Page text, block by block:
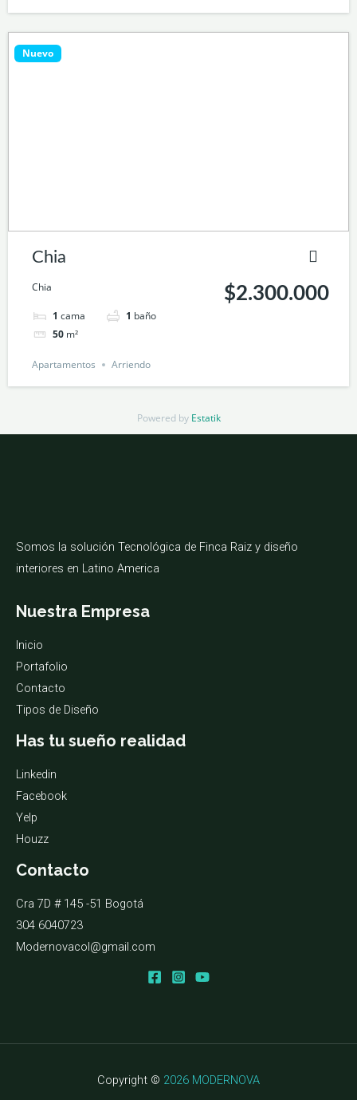
Nuevo
Chia
Chia
1 cama 1 baño
50 m²
$2.300.000
Apartamentos Arriendo
Powered by Estatik
Somos la solución Tecnológica de Finca Raiz y diseño
interiores en Latino America
Nuestra Empresa
Inicio
Portafolio
Contacto
Tipos de Diseño
Has tu sueño realidad
Linkedin
Facebook
Yelp
Houzz
Contacto
Cra 7D # 145 -51 Bogotá
304 6040723
Modernovacol@gmail.com
Copyright © 2026 MODERNOVA